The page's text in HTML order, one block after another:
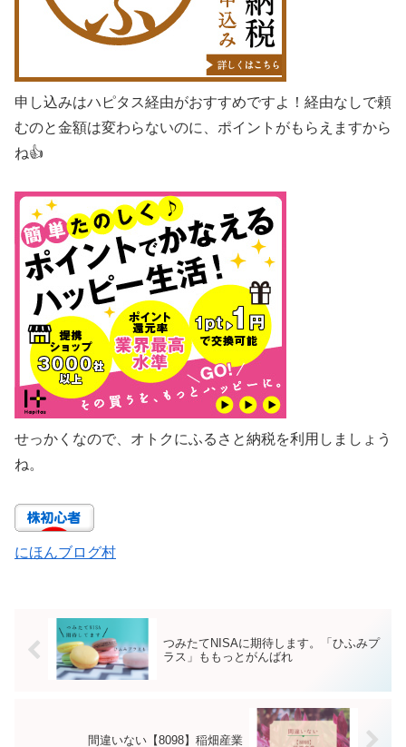
申し込みはハピタス経由がおすすめですよ！経由なしで頼
むのと金額は変わらないのに、ポイントがもらえますから
ね👍
せっかくなので、オトクにふるさと納税を利用しましょう
ね。
にほんブログ村
つみたてNISAに期待します。「ひふみプ
ラス」ももっとがんばれ
間違いない【8098】稲畑産業